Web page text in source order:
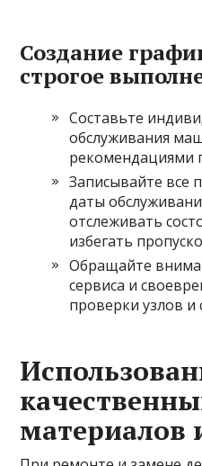
Создание
строгое
Составьте
обслуживания
рекомендациями
Записывайте все
даты
отслеживать
избегать
Обращайте
сервиса и
проверки узлов и
материалов